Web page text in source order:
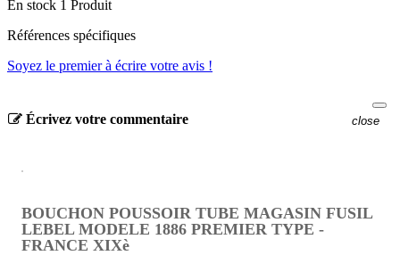
En stock 1 Produit
Références spécifiques
Soyez le premier à écrire votre avis !
Écrivez votre commentaire close
BOUCHON POUSSOIR TUBE MAGASIN FUSIL
LEBEL MODELE 1886 PREMIER TYPE -
FRANCE XIXè